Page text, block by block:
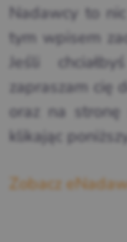
Nadawcy to
tym wpisem
Jeśli
zapraszam cię
oraz na stronę
klikając
Zobacz